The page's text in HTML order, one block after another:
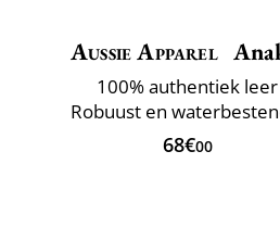
Aussie Apparel
100% authentiek leer
Robuust en
68€00